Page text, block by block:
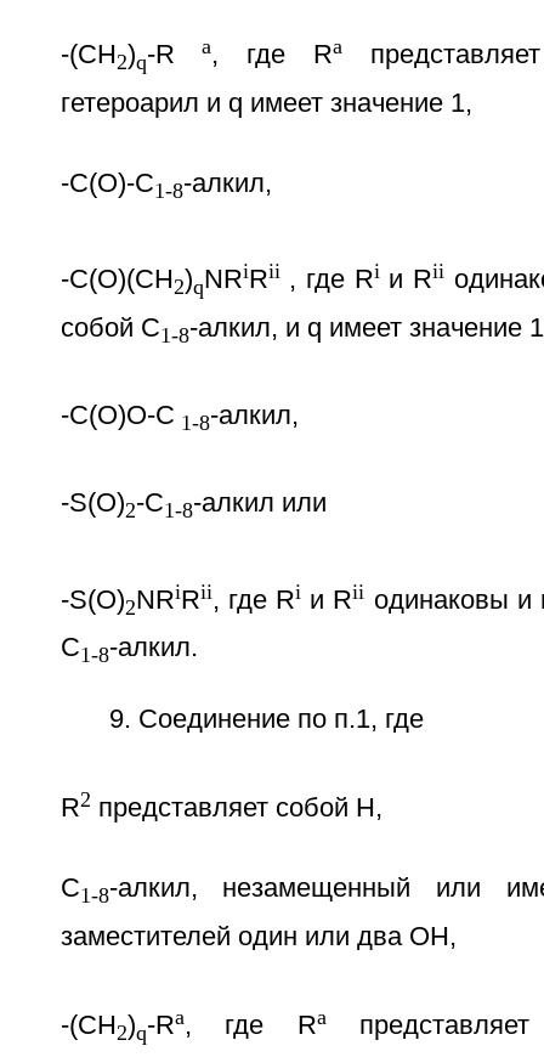
-(CH 2)q-R a, где Ra
гетероарил и q имеет значение 1,
-C(O)-С1-8-алкил,
-C(O)(CH2)qNRiRii, где Riи Rii
собой C1-8-алкил, и q имеет значение
-C(O)O-C 1-8-алкил,
-S(O)2-C1-8-алкил или
-S(O)2NRiRii, где Riи Rii одинаковы и
C1-8-алкил.
9. Соединение по п.1, где
R2 представляет собой Н,
C1-8-алкил, незамещенный или
заместителей один или два OH,
-(CH2)q-Ra, где Ra